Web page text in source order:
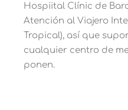
Hospiital Clínic de
Atención al Viajero
Tropical), así que
cualquier centro de
ponen.